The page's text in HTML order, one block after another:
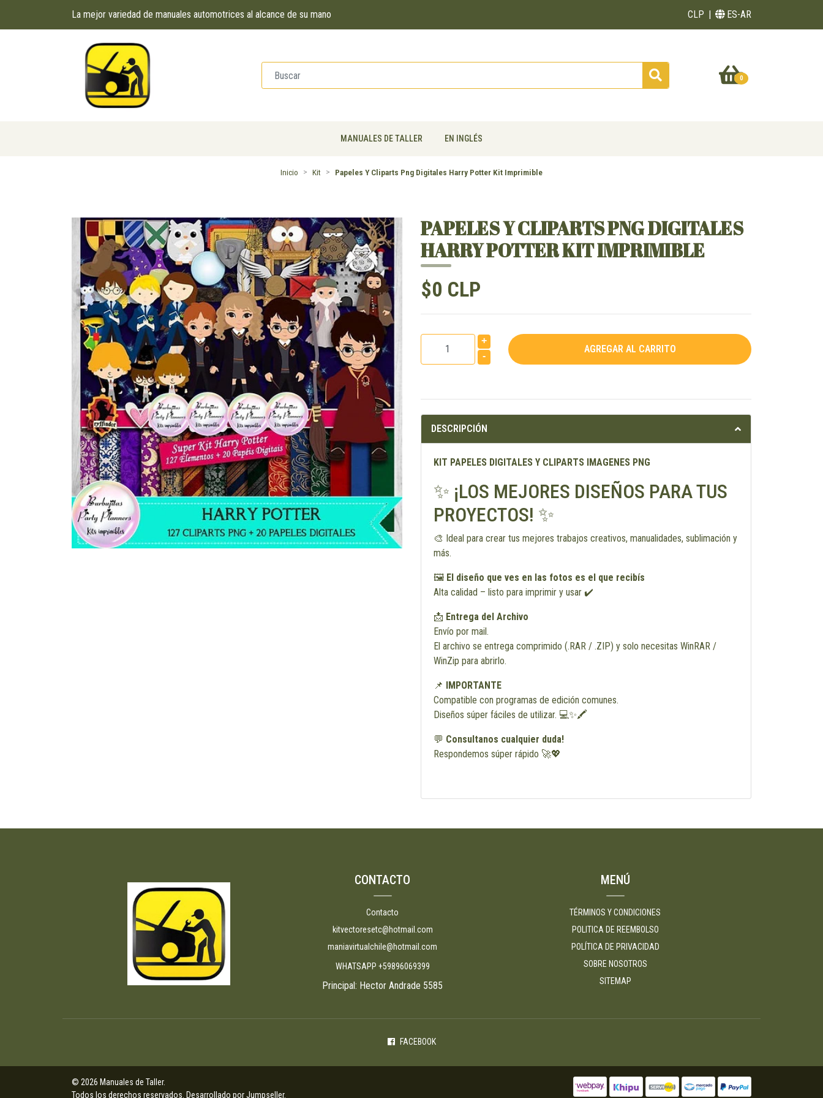
La mejor variedad de manuales automotrices al alcance de su mano CLP ES-AR
0
MANUALES DE TALLER EN INGLÉS
Inicio Kit Papeles Y Cliparts Png Digitales Harry Potter Kit Imprimible
PAPELES Y CLIPARTS PNG DIGITALES
HARRY POTTER KIT IMPRIMIBLE
$0 CLP
+
-
DESCRIPCIÓN
KIT PAPELES DIGITALES Y CLIPARTS IMAGENES PNG
✨ ¡LOS MEJORES DISEÑOS PARA TUS
PROYECTOS! ✨
🎨 Ideal para crear tus mejores trabajos creativos, manualidades, sublimación y
más.
🖼️ El diseño que ves en las fotos es el que recibís
Alta calidad – listo para imprimir y usar ✔️
📩 Entrega del Archivo
Envío por mail.
El archivo se entrega comprimido (.RAR / .ZIP) y solo necesitas WinRAR /
WinZip para abrirlo.
📌
IMPORTANTE
Compatible con programas de edición comunes.
Diseños súper fáciles de utilizar. 💻✨🖍️
💬 Consultanos cualquier duda!
Respondemos súper rápido 🚀💖
CONTACTO
Contacto
kitvectoresetc@hotmail.com
maniavirtualchile@hotmail.com
WHATSAPP +59896069399
Principal: Hector Andrade 5585
MENÚ
TÉRMINOS Y CONDICIONES
POLITICA DE REEMBOLSO
POLÍTICA DE PRIVACIDAD
SOBRE NOSOTROS
SITEMAP
FACEBOOK
© 2026 Manuales de Taller.
Todos los derechos reservados. Desarrollado por Jumpseller.